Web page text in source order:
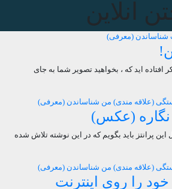
آنلاین
شناساندن (معرفی)
افتاده اید که ، بخواهید تصویر شما به جای
(علاقه مندی) من شناساندن (معرفی)
نگاره (عکس)
پرانتز باید بگویم که در این نوشته تلاش شده
(علاقه مندی) من شناساندن (معرفی)
را روی اینترنت